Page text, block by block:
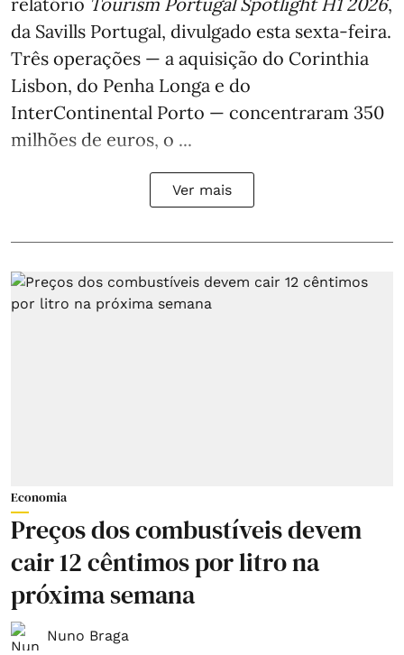
da Savills Portugal, divulgado esta sexta-feira.
Três operações — a aquisição do Corinthia
Lisbon, do Penha Longa e do
InterContinental Porto — concentraram 350
milhões de euros, o ...
Ver mais
Economia
Preços dos combustíveis devem
cair 12 cêntimos por litro na
próxima semana
Nuno Braga